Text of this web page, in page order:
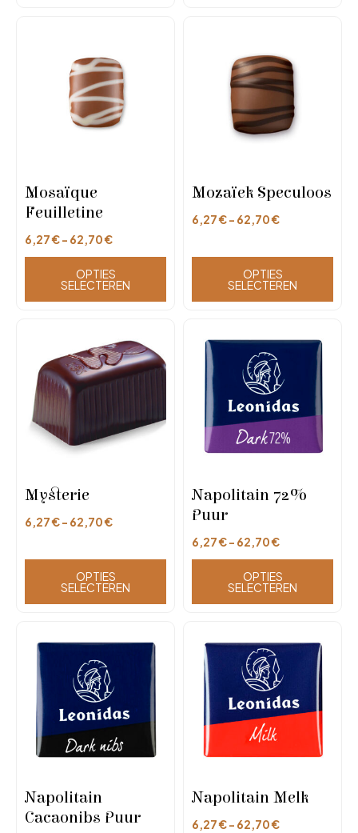
Mosaïque
Feuilletine
6,27€- 62,70€
OPTIES
SELECTEREN
Mozaïek Speculoos
6,27€- 62,70€
OPTIES
SELECTEREN
Mysterie
6,27€- 62,70€
OPTIES
SELECTEREN
Napolitain 72%
Puur
6,27€- 62,70€
OPTIES
SELECTEREN
Napolitain
Cacaonibs Puur
Napolitain Melk
6,27€- 62,70€